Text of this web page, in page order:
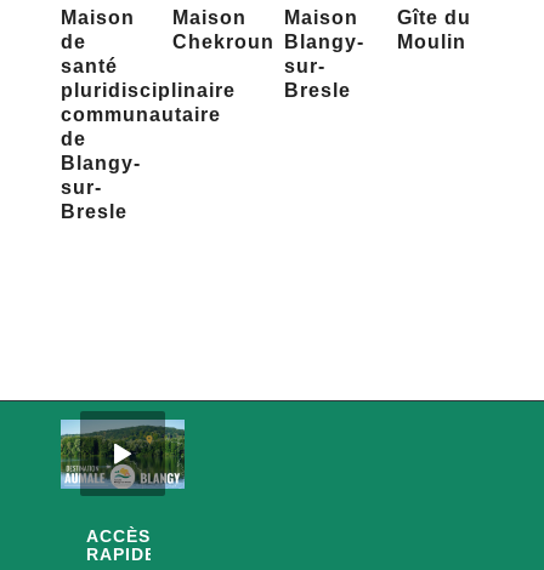
Maison
de
santé
pluridisciplinaire
communautaire
de
Blangy-
sur-
Bresle
Maison
Chekroun
Maison
Blangy-
sur-
Bresle
Gîte du
Moulin
ACCÈS
RAPIDES